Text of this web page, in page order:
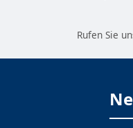
Rufen Sie